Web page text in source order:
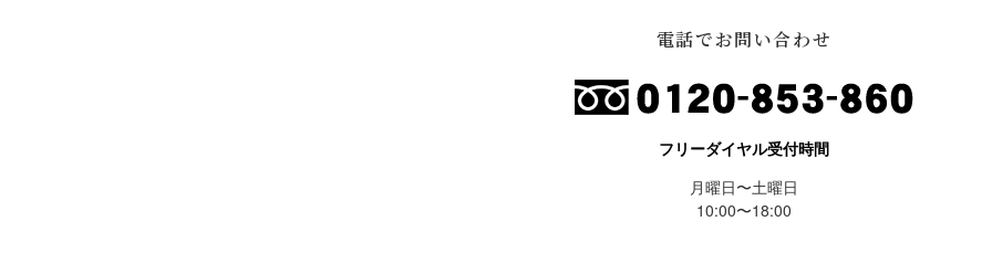
電話でお問い合わせ
フリーダイヤル受付時間
月曜日〜土曜日
10:00〜18:00